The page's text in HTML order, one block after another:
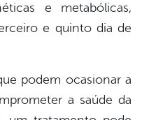
e metabólicas,
e quinto dia de
podem ocasionar a
a saúde da